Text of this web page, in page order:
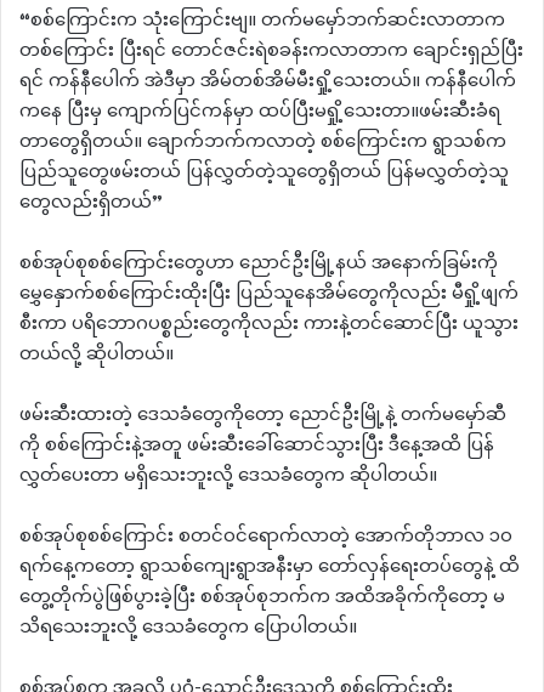
“စစ်ကြောင်းက သုံးကြောင်းဗျ။ တက်မမှော်ဘက်ဆင်းလာတာက
တစ်ကြောင်း ပြီးရင် တောင်ဇင်းရဲစခန်းကလာတာက ချောင်းရှည်ပြီး
ရင် ကန်နီပေါက် အဲဒီမှာ အိမ်တစ်အိမ်မီးရှို့သေးတယ်။ ကန်နီပေါက်
ကနေ ပြီးမှ ကျောက်ပြင်ကန်မှာ ထပ်ပြီးမရှို့သေးတာ။ဖမ်းဆီးခံရ
တာတွေရှိတယ်။ ချောက်ဘက်ကလာတဲ့ စစ်ကြောင်းက ရွာသစ်က
ပြည်သူတွေဖမ်းတယ် ပြန်လွှတ်တဲ့သူတွေရှိတယ် ပြန်မလွှတ်တဲ့သူ
တွေလည်းရှိတယ်”
စစ်အုပ်စုစစ်ကြောင်းတွေဟာ ညောင်ဦးမြို့နယ် အနောက်ခြမ်းကို
မွှေနှောက်စစ်ကြောင်းထိုးပြီး ပြည်သူနေအိမ်တွေကိုလည်း မီရှို့ဖျက်
စီးကာ ပရိဘောဂပစ္စည်းတွေကိုလည်း ကားနဲ့တင်ဆောင်ပြီး ယူသွား
တယ်လို့ ဆိုပါတယ်။
ဖမ်းဆီးထားတဲ့ ဒေသခံတွေကိုတော့ ညောင်ဦးမြို့နဲ့ တက်မမှော်ဆီ
ကို စစ်ကြောင်းနဲ့အတူ ဖမ်းဆီးခေါ်ဆောင်သွားပြီး ဒီနေ့အထိ ပြန်
လွှတ်ပေးတာ မရှိသေးဘူးလို့ ဒေသခံတွေက ဆိုပါတယ်။
စစ်အုပ်စုစစ်ကြောင်း စတင်ဝင်ရောက်လာတဲ့ အောက်တိုဘာလ ၁၀
ရက်နေ့ကတော့ ရွာသစ်ကျေးရွာအနီးမှာ တော်လှန်ရေးတပ်တွေနဲ့ ထိ
တွေ့တိုက်ပွဲဖြစ်ပွားခဲ့ပြီး စစ်အုပ်စုဘက်က အထိအခိုက်ကိုတော့ မ
သိရသေးဘူးလို့ ဒေသခံတွေက ပြောပါတယ်။